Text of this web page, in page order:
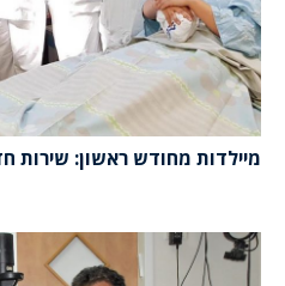
מיילדות מחודש ראשון: שירות